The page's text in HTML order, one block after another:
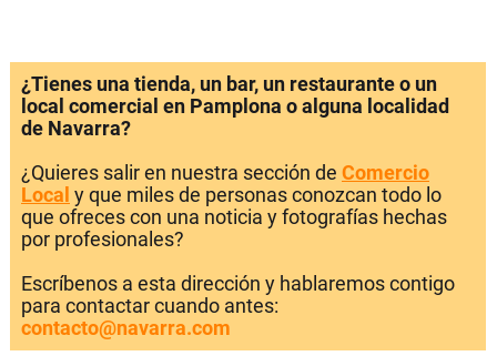
¿Tienes una tienda, un bar, un restaurante o un
local comercial en Pamplona o alguna localidad
de Navarra?
¿Quieres salir en nuestra sección de Comercio
Local y que miles de personas conozcan todo lo
que ofreces con una noticia y fotografías hechas
por profesionales?
Escríbenos a esta dirección y hablaremos contigo
para contactar cuando antes:
contacto@navarra.com